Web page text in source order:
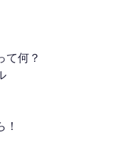
て何？